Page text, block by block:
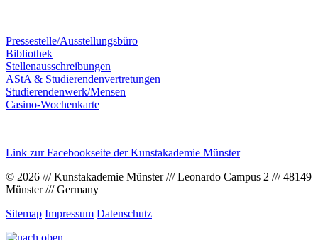
Pressestelle/Ausstellungsbüro
Bibliothek
Stellenausschreibungen
AStA & Studierendenvertretungen
Studierendenwerk/Mensen
Casino-Wochenkarte
Link zur Facebookseite der Kunstakademie Münster
© 2026 /// Kunstakademie Münster /// Leonardo Campus 2 /// 48149
Münster /// Germany
Sitemap Impressum Datenschutz